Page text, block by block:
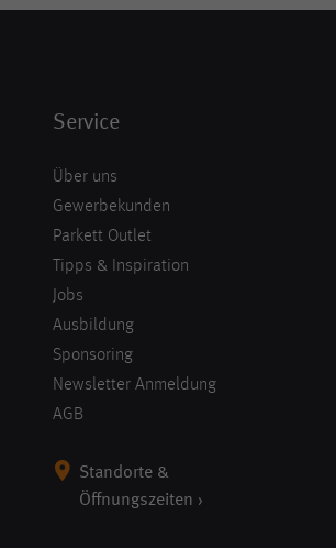
Service
Über uns
Gewerbekunden
Parkett Outlet
Tipps & Inspiration
Jobs
Ausbildung
Sponsoring
Newsletter Anmeldung
AGB
Standorte &
Öffnungszeiten ›